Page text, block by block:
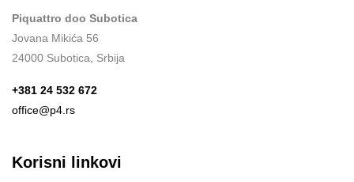
Piquattro doo Subotica
Jovana Mikića 56
24000 Subotica, Srbija
+381 24 532 672
office@p4.rs
Korisni linkovi